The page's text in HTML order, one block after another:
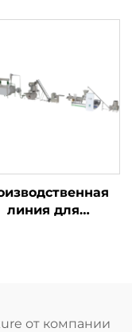
линия для
от компании